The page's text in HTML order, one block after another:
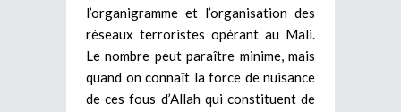
l’organigramme et l’organisation des
réseaux terroristes opérant au Mali.
Le nombre peut paraître minime, mais
quand on connaît la force de nuisance
de ces fous d’Allah qui constituent de